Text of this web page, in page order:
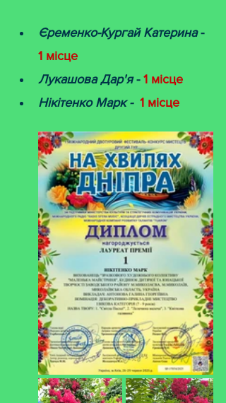
Єременко-Кургай Катерина -
1 місце
Лукашова Дар'я - 1 місце
Нікітенко Марк - 1 місце